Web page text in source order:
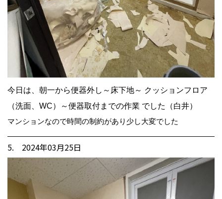
今日は、朝一から便器外し～床下地～ クッションフロア
（洗面、WC）～便器取付までの作業 でした（白井）
マンションなので時間の制約があり少し大変でした
5. 2024年03月25日